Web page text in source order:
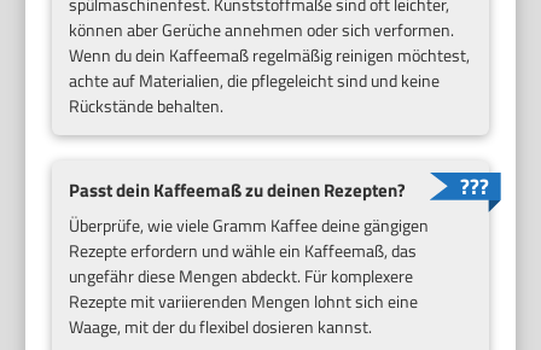
können aber Gerüche annehmen oder sich verformen.
Wenn du dein Kaffeemaß regelmäßig reinigen möchtest,
achte auf Materialien, die pflegeleicht sind und keine
Rückstände behalten.
Passt dein Kaffeemaß zu deinen Rezepten?
Überprüfe, wie viele Gramm Kaffee deine gängigen
Rezepte erfordern und wähle ein Kaffeemaß, das
ungefähr diese Mengen abdeckt. Für komplexere
Rezepte mit variierenden Mengen lohnt sich eine
Waage, mit der du flexibel dosieren kannst.